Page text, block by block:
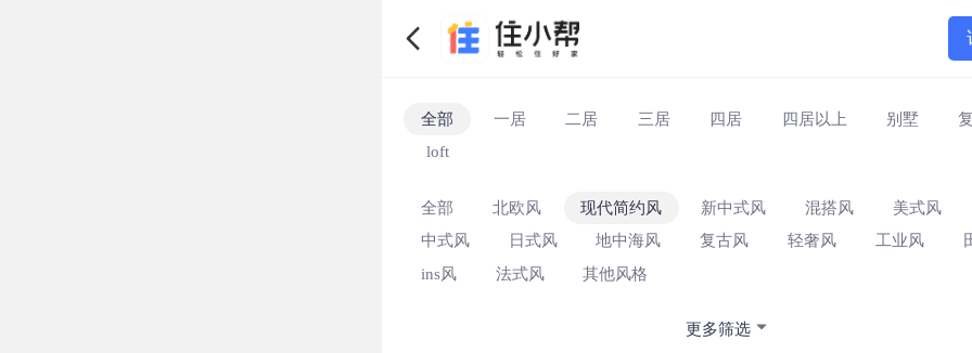
全部 一居 二居 三居 四居 四居以上 别墅
loft
全部 北欧风 现代简约风 新中式风 混搭风
美式风
中式风
日式风 地中海风 复古风 轻奢风 工业风
ins风
法式风 其他风格
更多筛选